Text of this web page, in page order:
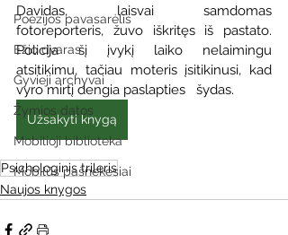
Poezijos pavasarėlis
Ežio dvaras
Gyvieji archyvai
Žymios datos
Mobilioji biblioteka
Mobilūs pašnekesiai
Davidas, laisvai samdomas
fotoreporteris, žuvo iškritęs iš pastato.
Policija šį įvykį laiko nelaimingu
atsitikimu, tačiau moteris įsitikinusi, kad
vyro mirtį dengia paslapties   šydas.
Užsakyti knygą
Psichologinis trileris
Naujos knygos